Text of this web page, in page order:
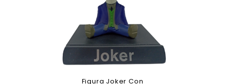
Figura Joker Con